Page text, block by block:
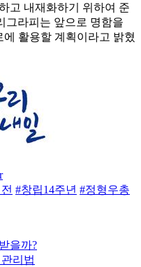
고 내재화하기 위하여 준
그라피는 앞으로 명함을
활용할 계획이라고 밝혔
#창립14주년 #정형우총
을까?
리법